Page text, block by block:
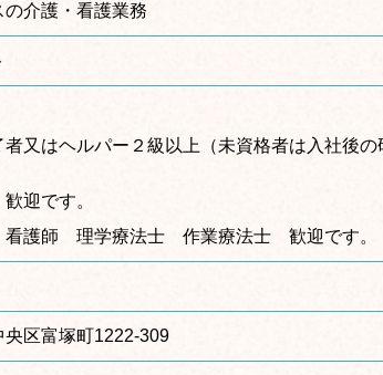
介護・看護業務
又はヘルパー２級以上（未資格者は入社後の
迎です。
護師 理学療法士 作業療法士 歓迎です。
区富塚町1222-309